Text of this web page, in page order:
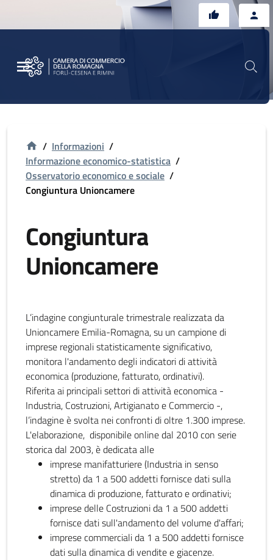
/ Informazioni /
Informazione economico-statistica /
Osservatorio economico e sociale /
Congiuntura Unioncamere
Congiuntura
Unioncamere
L’indagine congiunturale trimestrale realizzata da
Unioncamere Emilia-Romagna, su un campione di
imprese regionali statisticamente significativo,
monitora l'andamento degli indicatori di attività
economica (produzione, fatturato, ordinativi).
Riferita ai principali settori di attività economica -
Industria, Costruzioni, Artigianato e Commercio -,
l’indagine è svolta nei confronti di oltre 1.300 imprese.
L'elaborazione, disponibile online dal 2010 con serie
storica dal 2003, è dedicata alle
imprese manifatturiere (Industria in senso
stretto) da 1 a 500 addetti fornisce dati sulla
dinamica di produzione, fatturato e ordinativi;
imprese delle Costruzioni da 1 a 500 addetti
fornisce dati sull'andamento del volume d'affari;
imprese commerciali da 1 a 500 addetti fornisce
dati sulla dinamica di vendite e giacenze.